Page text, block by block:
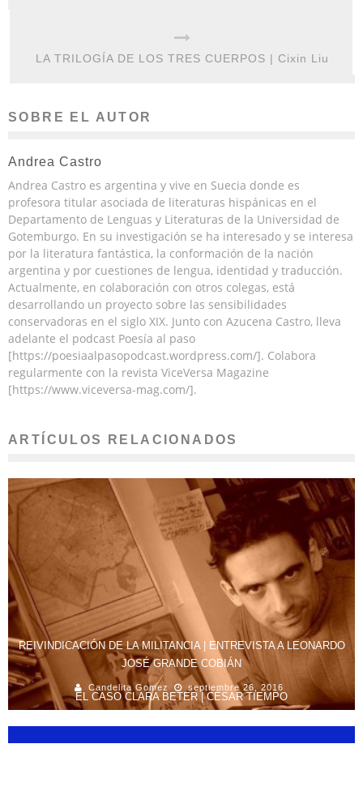
LA TRILOGÍA DE LOS TRES CUERPOS | Cixin Liu
SOBRE EL AUTOR
Andrea Castro
Andrea Castro es argentina y vive en Suecia donde es
profesora titular asociada de literaturas hispánicas en el
Departamento de Lenguas y Literaturas de la Universidad de
Gotemburgo. En su investigación se ha interesado y se interesa
por la literatura fantástica, la conformación de la nación
argentina y por cuestiones de lengua, identidad y traducción.
Actualmente, en colaboración con otros colegas, está
desarrollando un proyecto sobre las sensibilidades
conservadoras en el siglo XIX. Junto con Azucena Castro, lleva
adelante el podcast Poesía al paso
[https://poesiaalpasopodcast.wordpress.com/]. Colabora
regularmente con la revista ViceVersa Magazine
[https://www.viceversa-mag.com/].
ARTÍCULOS RELACIONADOS
REIVINDICACIÓN DE LA MILITANCIA | ENTREVISTA A LEONARDO
JOSÉ GRANDE COBIÁN
Candelita Gomez septiembre 26, 2016
EL CASO CLARA BETER | CÉSAR TIEMPO